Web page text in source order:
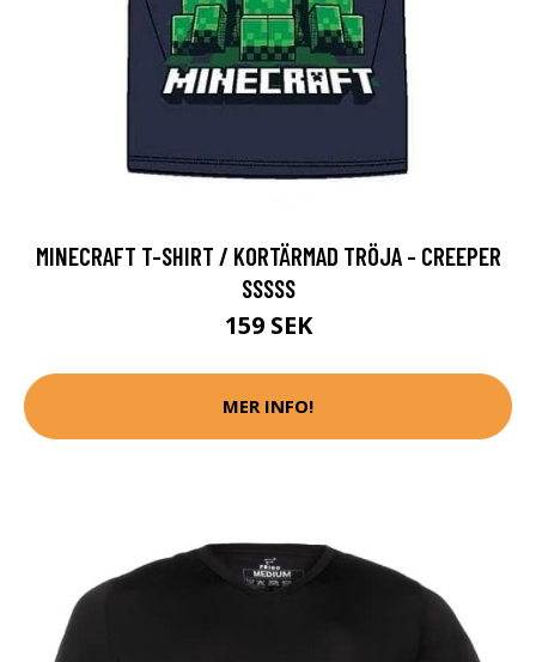
MINECRAFT T-SHIRT / KORTÄRMAD TRÖJA - CREEPER
SSSSS
159 SEK
MER INFO!